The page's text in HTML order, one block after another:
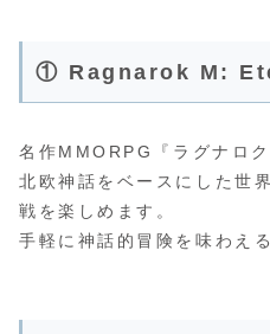
① Ragnarok M:
名作MMORPG『ラグナロ
北欧神話をベースにした世
戦を楽しめます。
手軽に神話的冒険を味わえ